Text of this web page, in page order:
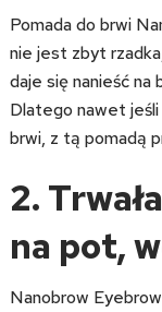
Pomada do brwi
nie jest zbyt
daje się nanieść na
Dlatego nawet jeśli
brwi, z tą pomadą
2.
na pot,
Nanobrow